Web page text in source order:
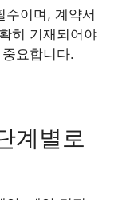
수이며, 계약서
히 기재되어야
요합니다.
계별로